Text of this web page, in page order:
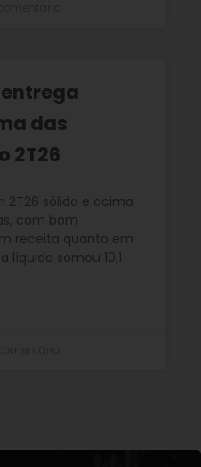
entrega
das
2T26
2T26 sólido e acima
com bom
receita quanto em
líquida somou 10,1